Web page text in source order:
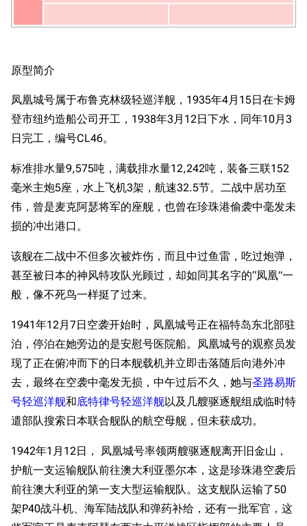
原型简介
凤凰城号属于布鲁克林级轻巡洋舰，1935年4月15日在卡姆
登市纽约造船公司开工，1938年3月12日下水，同年10月3
日完工，编号CL46。
标准排水量9,575吨，满载排水量12,242吨，装备三联152
毫米主炮5座，水上飞机3架，航速32.5节。二战中居功至
伟，曾是麦克阿瑟将军的座舰，也曾在珍珠港偷袭中毫发未
损的冲出港口。
该舰在二战中不但多次被炸伤，而且中过鱼雷，吃过炮弹，
甚至被日本的神风特攻队光顾过，却如同其名字的“凤凰”一
般，像不死鸟一样挺了过来。
1941年12月7日空袭开始时，凤凰城号正在福特岛东北部驻
泊，停泊在她旁边的是安慰号医院船。凤凰城号的观察员发
现了正在俯冲而下的日本舰载机并立即击落随后向港外冲
去，最终在空袭中毫发无损，中午过后不久，她与圣路易斯
号轻巡洋舰和底特律号轻巡洋舰以及几艘驱逐舰组成临时特
遣部队搜索日本联合舰队的航空母舰，但未获成功。
1942年1月12日， 凤凰城号率领两艘驱逐舰离开旧金山，
护航一支运输舰队前往澳大利亚墨尔本，这是珍珠港空袭后
前往澳大利亚的第一支大型运输舰队。这支舰队运输了50
架P40战斗机、海军陆战队和弹药补给，还有一批军官，这